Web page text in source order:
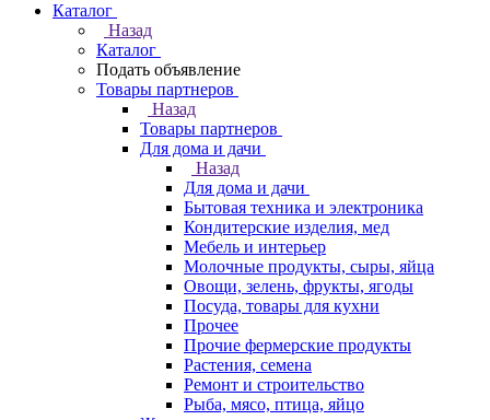
Каталог
Назад
Каталог
Подать объявление
Товары партнеров
Назад
Товары партнеров
Для дома и дачи
Назад
Для дома и дачи
Бытовая техника и электроника
Кондитерские изделия, мед
Мебель и интерьер
Молочные продукты, сыры, яйца
Овощи, зелень, фрукты, ягоды
Посуда, товары для кухни
Прочее
Прочие фермерские продукты
Растения, семена
Ремонт и строительство
Рыба, мясо, птица, яйцо